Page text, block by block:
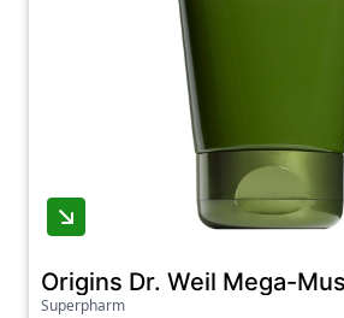
Origins Dr. Weil Mega-
Superpharm